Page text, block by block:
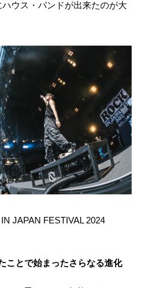
ウス・バンドが出来たのが大
JAPAN FESTIVAL 2024
ことで始まったさらなる進化